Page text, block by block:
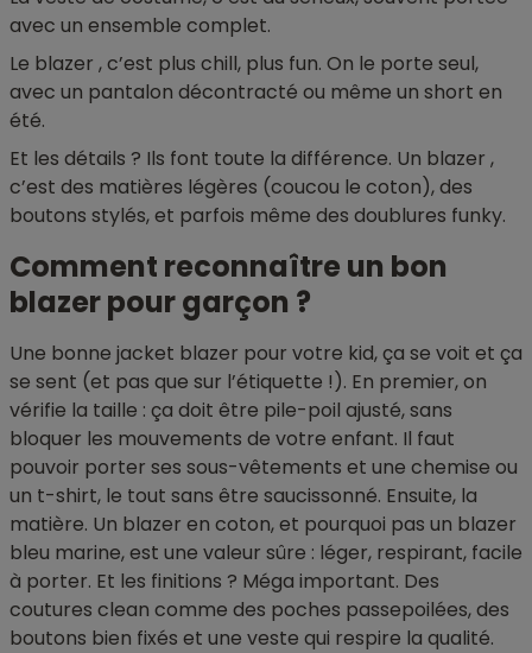
avec un ensemble complet.
Le blazer , c’est plus chill, plus fun. On le porte seul,
avec un pantalon décontracté ou même un short en
été.
Et les détails ? Ils font toute la différence. Un blazer ,
c’est des matières légères (coucou le coton), des
boutons stylés, et parfois même des doublures funky.
Comment reconnaître un bon
blazer pour garçon ?
Une bonne jacket blazer pour votre kid, ça se voit et ça
se sent (et pas que sur l’étiquette !). En premier, on
vérifie la taille : ça doit être pile-poil ajusté, sans
bloquer les mouvements de votre enfant. Il faut
pouvoir porter ses sous-vêtements et une chemise ou
un t-shirt, le tout sans être saucissonné. Ensuite, la
matière. Un blazer en coton, et pourquoi pas un blazer
bleu marine, est une valeur sûre : léger, respirant, facile
à porter. Et les finitions ? Méga important. Des
coutures clean comme des poches passepoilées, des
boutons bien fixés et une veste qui respire la qualité.